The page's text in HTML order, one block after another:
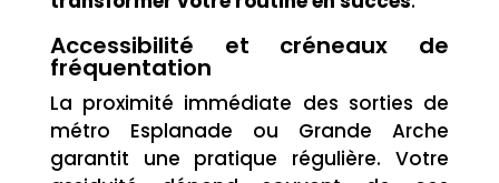
Accessibilité et créneaux de
fréquentation
La proximité immédiate des sorties de
métro Esplanade ou Grande Arche
garantit une pratique régulière. Votre